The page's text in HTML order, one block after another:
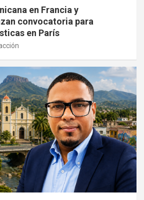
en Francia y
convocatoria para
en París